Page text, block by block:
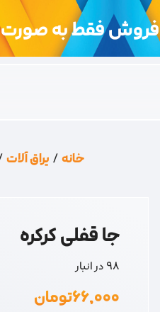
فروش فقط به صورت
خانه/ یراق آلات
جا قفلی کرکره
98 در انبار
۶۶,۰۰۰تومان